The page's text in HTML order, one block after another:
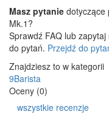
Masz pytanie dotyczące
Mk.1?
Sprawdź FAQ lub
do pytań. Przejdź do
Znajdziesz to w kategorii
9Barista
Oceny (0)
wszystkie recenzje